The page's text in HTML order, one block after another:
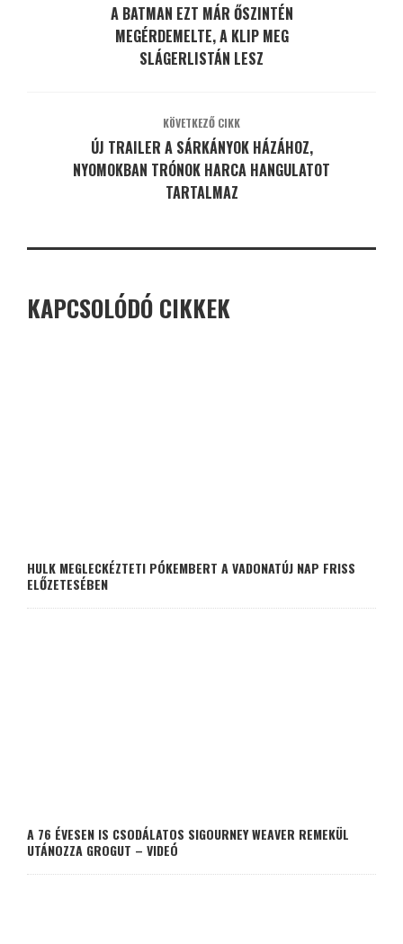
A BATMAN EZT MÁR ŐSZINTÉN
MEGÉRDEMELTE, A KLIP MEG
SLÁGERLISTÁN LESZ
KÖVETKEZŐ CIKK
ÚJ TRAILER A SÁRKÁNYOK HÁZÁHOZ,
NYOMOKBAN TRÓNOK HARCA HANGULATOT
TARTALMAZ
KAPCSOLÓDÓ CIKKEK
HULK MEGLECKÉZTETI PÓKEMBERT A VADONATÚJ NAP FRISS
ELŐZETESÉBEN
A 76 ÉVESEN IS CSODÁLATOS SIGOURNEY WEAVER REMEKÜL
UTÁNOZZA GROGUT – VIDEÓ